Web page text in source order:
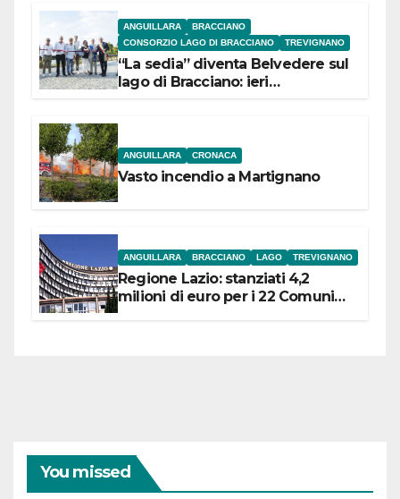
ANGUILLARA
BRACCIANO
CONSORZIO LAGO DI BRACCIANO
TREVIGNANO
“La sedia” diventa Belvedere sul
lago di Bracciano: ieri
ANGUILLARA CRONACA
Vasto incendio a Martignano
ANGUILLARA BRACCIANO LAGO TREVIGNANO
Regione Lazio: stanziati 4,2
milioni di euro per i 22 Comuni
You missed